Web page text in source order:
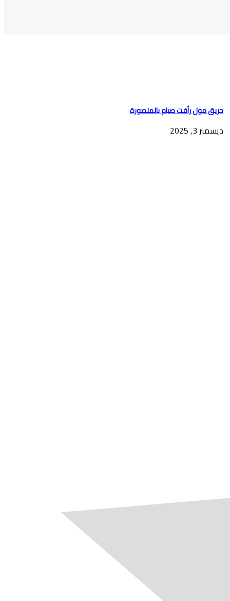
حريق مول رأفت صيام بالمنصورة
ديسمبر 3, 2025